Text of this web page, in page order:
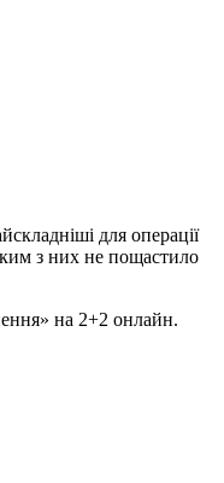
для операції
з них не пощастило
на 2+2 онлайн.